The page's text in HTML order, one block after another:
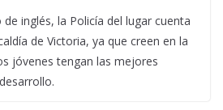
inglés, la Policía del lugar cuenta
de Victoria, ya que creen en la
jóvenes tengan las mejores